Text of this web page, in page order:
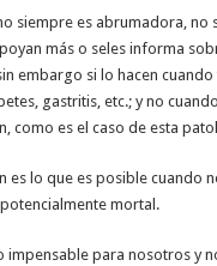
siempre es abrumadora, no
más o seles informa
embargo si lo hacen
gastritis, etc.; y no
como es el caso de esta
es lo que es posible cuando
mortal.
impensable para nosotros y